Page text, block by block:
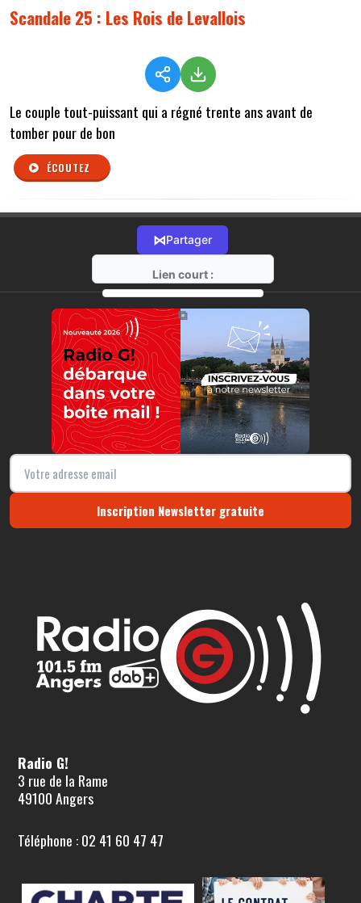
Scandale 25 : Les Rois de Levallois
Le couple tout-puissant qui a régné trente ans avant de
tomber pour de bon
ÉCOUTEZ
⋈Partager
Lien court :
https://radio-g.fr?r535
⧉
Inscription Newsletter gratuite
Radio G!
3 rue de la Rame
49100 Angers
Téléphone : 02 41 60 47 47